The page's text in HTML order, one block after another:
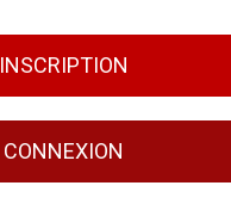
INSCRIPTION
CONNEXION